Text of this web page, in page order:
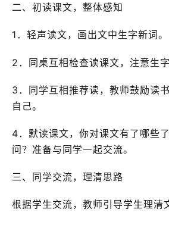
二、初读课文，整体感知
1．轻声读文，画出文中生字新词。
2．同桌互相检查读课文，注意生
3．同学互相推荐读，教师鼓励读
自己。
4．默读课文，你对课文有了哪些
问？准备与同学一起交流。
三、同学交流，理清思路
根据学生交流，教师引导学生理清